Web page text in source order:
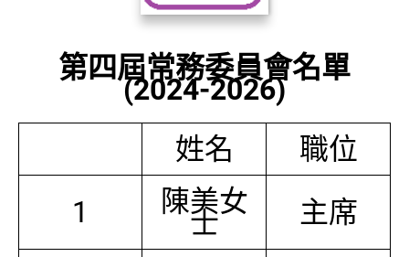
第四屆常務委員會名單
(2024-2026)
姓名
職位
1
陳美女
士 主席